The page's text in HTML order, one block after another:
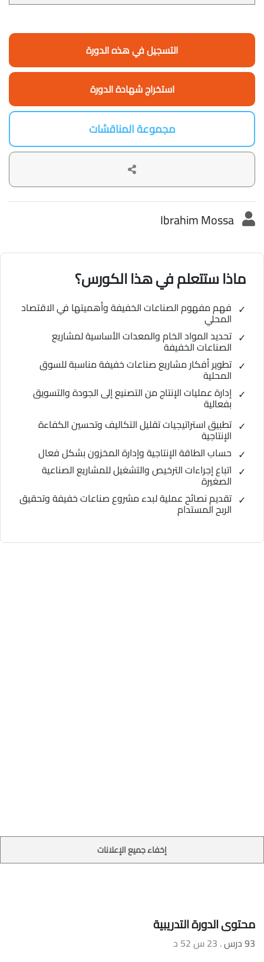
التسجيل في هذه الدورة
استخراج شهادة الدورة
مجموعة المناقشات
Ibrahim Mossa
ماذا ستتعلم في هذا الكورس؟
فهم مفهوم الصناعات الخفيفة وأهميتها في الاقتصاد
المحلي
تحديد المواد الخام والمعدات الأساسية لمشاريع
الصناعات الخفيفة
تطوير أفكار مشاريع صناعات خفيفة مناسبة للسوق
المحلية
إدارة عمليات الإنتاج من التصنيع إلى الجودة والتسويق
بفعالية
تطبيق استراتيجيات تقليل التكاليف وتحسين الكفاءة
الإنتاجية
حساب الطاقة الإنتاجية وإدارة المخزون بشكل فعال
اتباع إجراءات الترخيص والتشغيل للمشاريع الصناعية
الصغيرة
تقديم نصائح عملية لبدء مشروع صناعات خفيفة وتحقيق
الربح المستدام
إخفاء جميع الإعلانات
محتوى الدورة التدريبية
93 درس . 23 س 52 د